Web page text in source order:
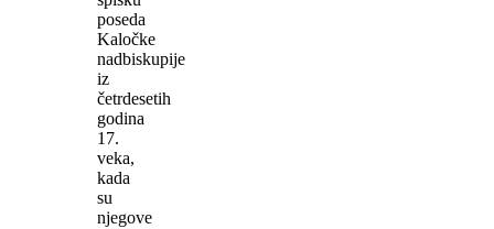
poseda
Kaločke
nadbiskupije
iz
četrdesetih
godina
17.
veka,
kada
su
njegove